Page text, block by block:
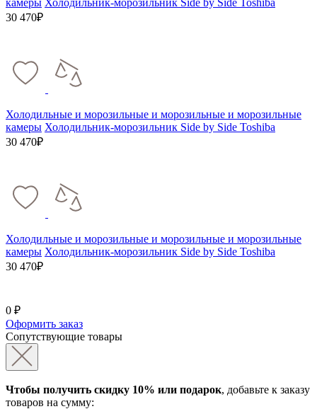
30 470₽
Холодильные и морозильные и морозильные и морозильные
камеры Холодильник-морозильник Side by Side Toshiba
30 470₽
Холодильные и морозильные и морозильные и морозильные
камеры Холодильник-морозильник Side by Side Toshiba
30 470₽
0 ₽
Оформить заказ
Сопутствующие товары
Чтобы получить скидку 10% или подарок, добавьте к заказу
товаров на сумму: